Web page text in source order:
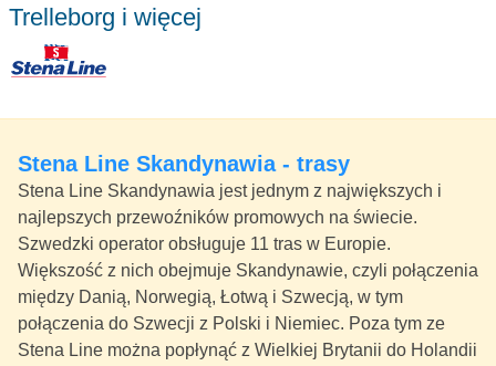
Trelleborg i więcej
Stena Line Skandynawia - trasy
Stena Line Skandynawia jest jednym z największych i
najlepszych przewoźników promowych na świecie.
Szwedzki operator obsługuje 11 tras w Europie.
Większość z nich obejmuje Skandynawie, czyli połączenia
między Danią, Norwegią, Łotwą i Szwecją, w tym
połączenia do Szwecji z Polski i Niemiec. Poza tym ze
Stena Line można popłynąć z Wielkiej Brytanii do Holandii